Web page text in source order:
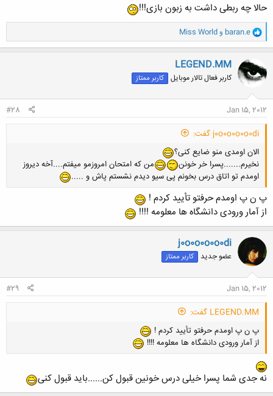
حالا چه ربطی داشت به زبون بازی!!!
و
ا
ک
ن
ش
ه
baran.e وMiss World
LEGEND.MM
کاربر فعال تالار موبایل کاربر ممتاز
Jan 15, 2012
#28
j0o0o0o0o0di گفت:
الان اومدی منو ضایع کنی؟
نخیرم.......پسرا خر خونن
من که امتحان امروزمو میفتم....آخه دیروز
اومدم تو اتاق درس بخونم پی سیو دیدم نشستم پاش و .....
پ ن پ اومدم حرفتو تأیید کردم !
از آمار ورودی دانشگاه ها معلومه !!!!
j0o0o0o0o0di
عضو جدید کاربر ممتاز
Jan 15, 2012
#29
LEGEND.MM گفت:
پ ن پ اومدم حرفتو تأیید کردم !
از آمار ورودی دانشگاه ها معلومه !!!!
نه جدی شما پسرا خیلی درس خونین قبول کن......باید قبول کنی